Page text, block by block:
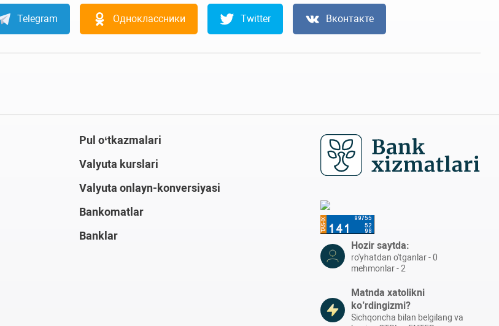
Telegram Одноклассники Twitter Вконтакте
Pul o‘tkazmalari
Valyuta kurslari
Valyuta onlayn-konversiyasi
Bankomatlar
Banklar
Hozir saytda:
ro'yhatdan o'tganlar - 0
mehmonlar - 2
Matnda xatolikni
ko’rdingizmi?
Sichqoncha bilan belgilang va